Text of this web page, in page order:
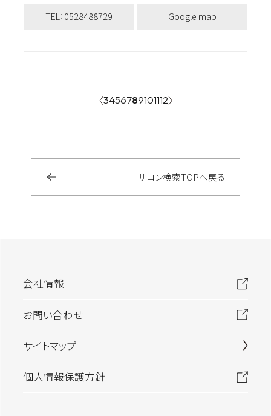
TEL：0528488729 Google map
3456789101112
サロン検索TOPへ戻る
会社情報
お問い合わせ
サイトマップ
個人情報保護方針